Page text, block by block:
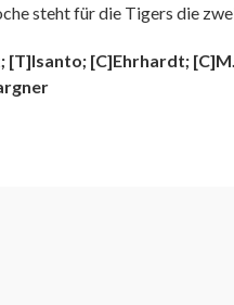
steht für die Tigers die
[T]Isanto; [C]Ehrhardt;